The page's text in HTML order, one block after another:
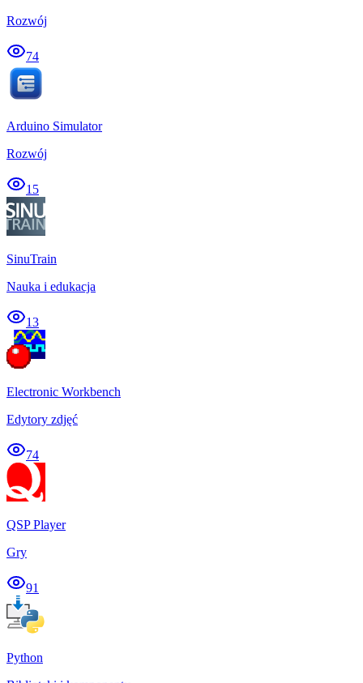
Rozwój
74
Arduino Simulator
Rozwój
15
SinuTrain
Nauka i edukacja
13
Electronic Workbench
Edytory zdjęć
74
QSP Player
Gry
91
Python